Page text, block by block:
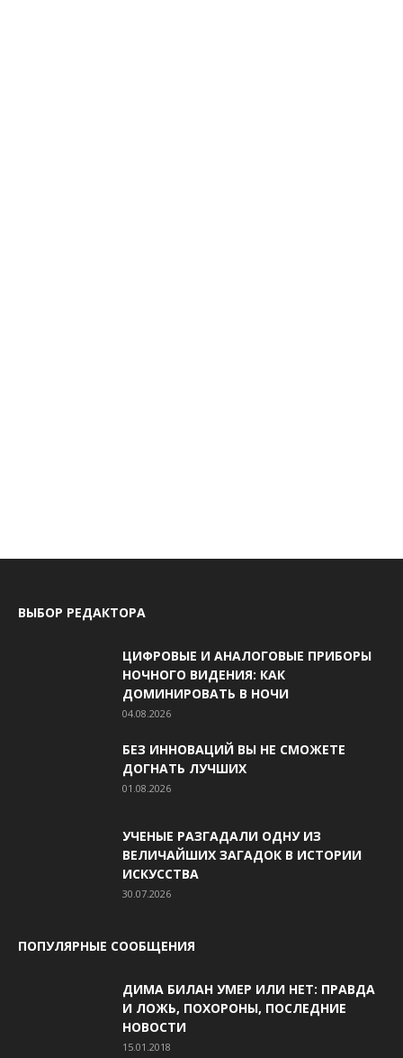
ВЫБОР РЕДАКТОРА
ЦИФРОВЫЕ И АНАЛОГОВЫЕ ПРИБОРЫ
НОЧНОГО ВИДЕНИЯ: КАК
ДОМИНИРОВАТЬ В НОЧИ
04.08.2026
БЕЗ ИННОВАЦИЙ ВЫ НЕ СМОЖЕТЕ
ДОГНАТЬ ЛУЧШИХ
01.08.2026
УЧЕНЫЕ РАЗГАДАЛИ ОДНУ ИЗ
ВЕЛИЧАЙШИХ ЗАГАДОК В ИСТОРИИ
ИСКУССТВА
30.07.2026
ПОПУЛЯРНЫЕ СООБЩЕНИЯ
ДИМА БИЛАН УМЕР ИЛИ НЕТ: ПРАВДА
И ЛОЖЬ, ПОХОРОНЫ, ПОСЛЕДНИЕ
НОВОСТИ
15.01.2018